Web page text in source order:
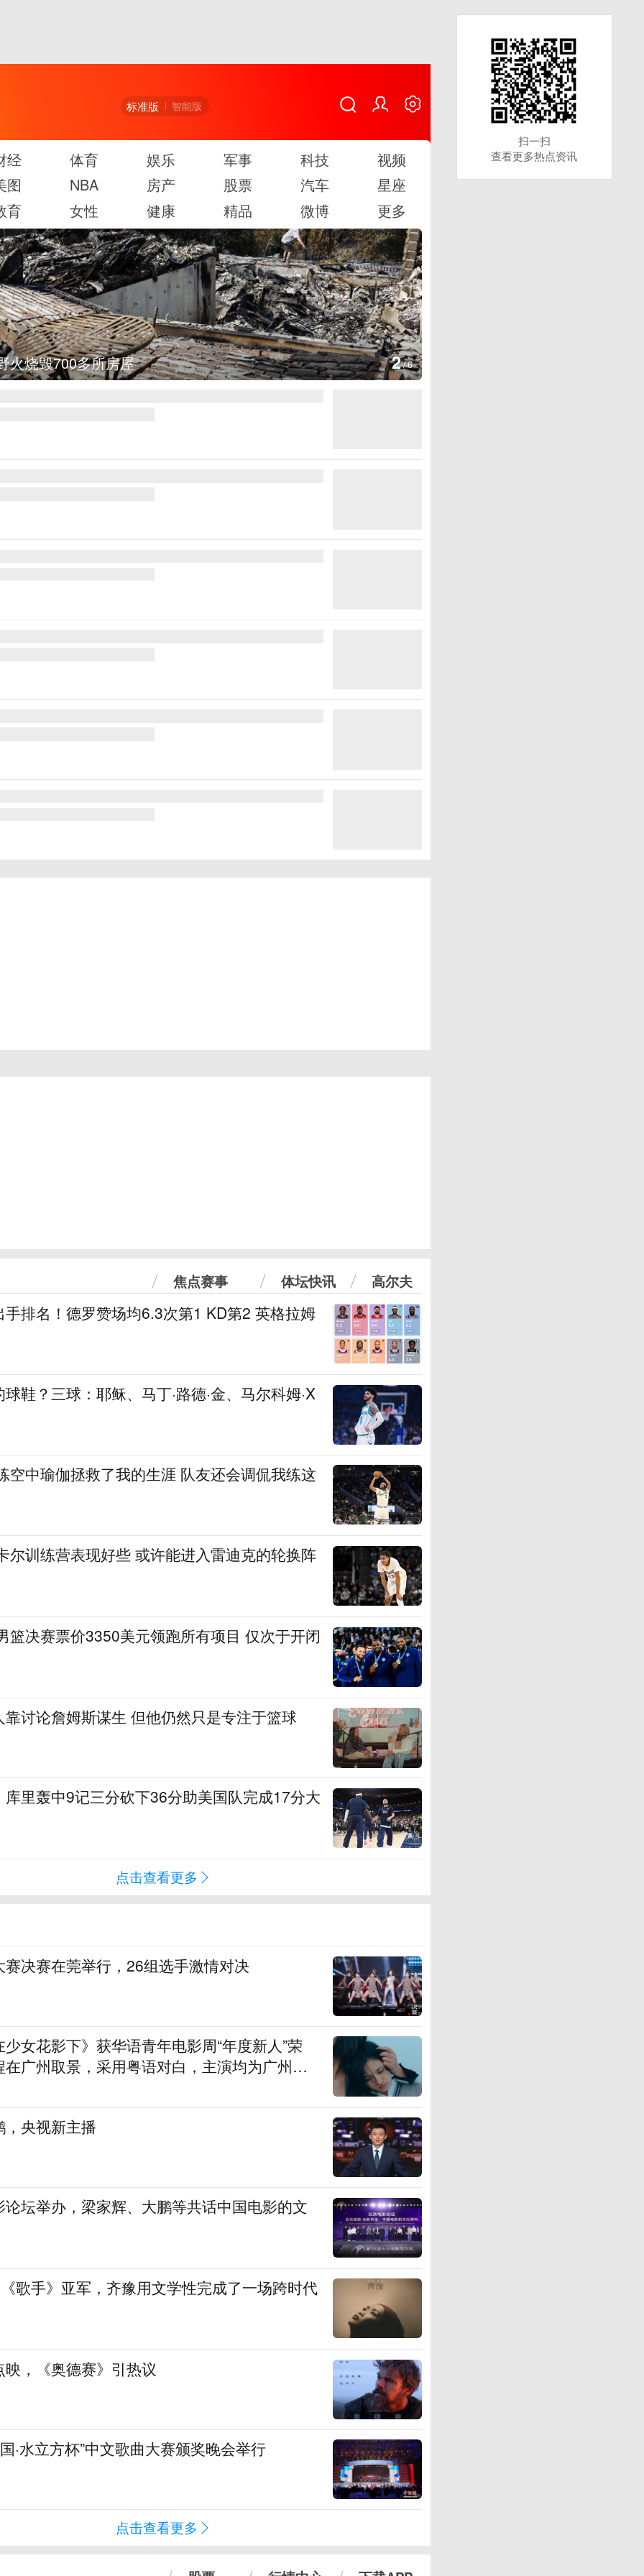
标准版 智能版
经 体育 娱乐 军事 科技
视频
图
NBA 房产 股票 汽车
星座
育
女性 健康 精品 微博 更多
图集
叙利亚：大马士革发生爆炸 3/6
焦点赛事 体坛快讯 高尔夫
手排名！德罗赞场均6.3次第1 KD第2 英格拉姆
鞋？三球：耶稣、马丁·路德·金、马尔科姆·X
空中瑜伽拯救了我的生涯 队友还会调侃我练这
尔训练营表现好些 或许能进入雷迪克的轮换阵
篮决赛票价3350美元领跑所有项目 仅次于开闭
讨论詹姆斯谋生 但他仍然只是专注于篮球
里轰中9记三分砍下36分助美国队完成17分大
点击查看更多
决赛在莞举行，26组选手激情对决
女花影下》获华语青年电影周“年度新人”荣
广州取景，采用粤语对白，主演均为广州本
央视新主播
坛举办，梁家辉、大鹏等共话中国电影的文
歌手》亚军，齐豫用文学性完成了一场跨时代
，《奥德赛》引热议
·水立方杯”中文歌曲大赛颁奖晚会举行
点击查看更多
扫一扫
查看更多热点资讯
扫一扫
查看更多热点资讯